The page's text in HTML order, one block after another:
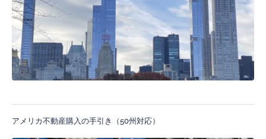
アメリカ不動産購入の手引き（50州対応）